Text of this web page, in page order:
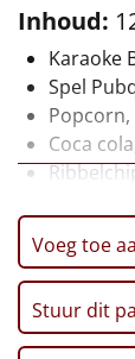
Vrouwen
Duurzaam
Leuke
Goedkope
Uniek
Inhoud:
Karaoke
Spel
Popcorn,
Coca
Voucher
Voucher
Verpakt
Voeg toe
Stuur dit